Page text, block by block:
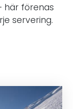
här förenas
servering.